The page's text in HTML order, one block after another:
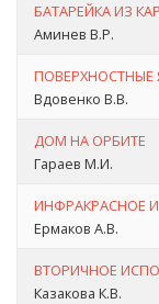
БАТАРЕЙКА ИЗ
Аминев В.Р.
ПОВЕРХНОСТНЫЕ
Вдовенко В.В.
ДОМ НА ОРБИТЕ
Гараев М.И.
ИНФРАКРАСНОЕ
Ермаков А.В.
ВТОРИЧНОЕ
Казакова К.В.